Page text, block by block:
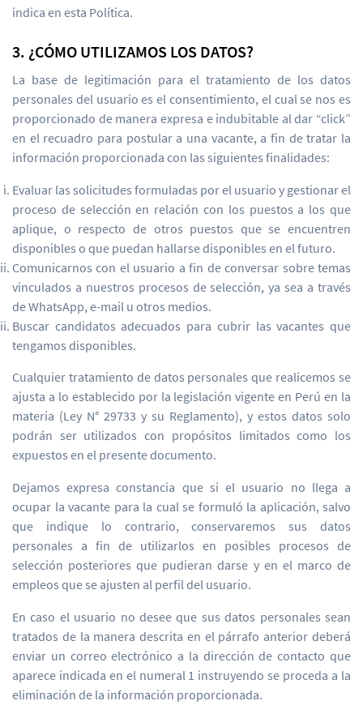
indica en esta Política.
3. ¿CÓMO UTILIZAMOS LOS DATOS?
La base de legitimación para el tratamiento de los datos
personales del usuario es el consentimiento, el cual se nos es
proporcionado de manera expresa e indubitable al dar “click”
en el recuadro para postular a una vacante, a fin de tratar la
información proporcionada con las siguientes finalidades:
Evaluar las solicitudes formuladas por el usuario y gestionar el
proceso de selección en relación con los puestos a los que
aplique, o respecto de otros puestos que se encuentren
disponibles o que puedan hallarse disponibles en el futuro.
Comunicarnos con el usuario a fin de conversar sobre temas
vinculados a nuestros procesos de selección, ya sea a través
de WhatsApp, e-mail u otros medios.
Buscar candidatos adecuados para cubrir las vacantes que
tengamos disponibles.
Cualquier tratamiento de datos personales que realicemos se
ajusta a lo establecido por la legislación vigente en Perú en la
materia (Ley N° 29733 y su Reglamento), y estos datos solo
podrán ser utilizados con propósitos limitados como los
expuestos en el presente documento.
Dejamos expresa constancia que si el usuario no llega a
ocupar la vacante para la cual se formuló la aplicación, salvo
que indique lo contrario, conservaremos sus datos
personales a fin de utilizarlos en posibles procesos de
selección posteriores que pudieran darse y en el marco de
empleos que se ajusten al perfil del usuario.
En caso el usuario no desee que sus datos personales sean
tratados de la manera descrita en el párrafo anterior deberá
enviar un correo electrónico a la dirección de contacto que
aparece indicada en el numeral 1 instruyendo se proceda a la
eliminación de la información proporcionada.